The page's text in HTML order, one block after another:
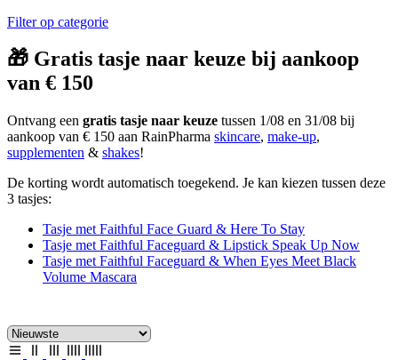
Filter op categorie
🎁 Gratis tasje naar keuze bij aankoop
van € 150
Ontvang een gratis tasje naar keuze tussen 1/08 en 31/08 bij
aankoop van € 150 aan RainPharma skincare, make-up,
supplementen & shakes!
De korting wordt automatisch toegekend. Je kan kiezen tussen deze
3 tasjes:
Tasje met Faithful Face Guard & Here To Stay
Tasje met Faithful Faceguard & Lipstick Speak Up Now
Tasje met Faithful Faceguard & When Eyes Meet Black
Volume Mascara